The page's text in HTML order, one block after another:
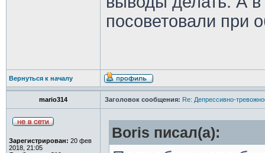
посоветовали при
Вернуться к началу
mario314 Заголовок сообщения: Re: Депрессивно-
Зарегистрирован: 20 фев
2018, 21:05
Boris писал(а):